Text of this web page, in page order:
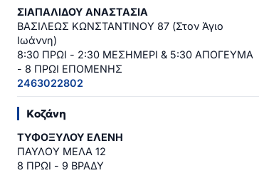
ΣΙΑΠΑΛΙΔΟΥ ΑΝΑΣΤΑΣΙΑ
ΒΑΣΙΛΕΩΣ ΚΩΝΣΤΑΝΤΙΝΟΥ 87 (Στον Άγιο
Ιωάννη)
8:30 ΠΡΩΙ - 2:30 ΜΕΣΗΜΕΡΙ & 5:30 ΑΠΟΓΕΥΜΑ
- 8 ΠΡΩΙ ΕΠΟΜΕΝΗΣ
2463022802
Κοζάνη
ΤΥΦΟΞΥΛΟΥ ΕΛΕΝΗ
ΠΑΥΛΟΥ ΜΕΛΑ 12
8 ΠΡΩΙ - 9 ΒΡΑΔΥ